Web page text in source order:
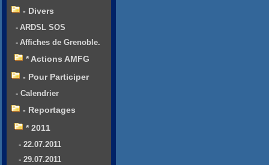
- Divers
- ARDSL SOS
- Affiches de Grenoble.
* Actions AMFG
- Pour Participer
- Calendrier
- Reportages
* 2011
- 22.07.2011
- 29.07.2011